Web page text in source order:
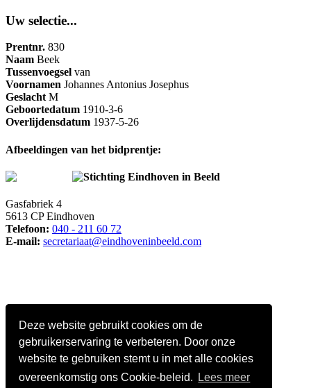
Deze website gebruikt cookies om de
gebruikerservaring te verbeteren. Door onze
website te gebruiken stemt u in met alle cookies
overeenkomstig ons Cookie-beleid.
Lees meer
Uw selectie...
Prentnr. 830
Naam Beek
Tussenvoegsel van
Voornamen Johannes Antonius Josephus
GeslachtM
Geboortedatum 1910-3-6
Overlijdensdatum 1937-5-26
Afbeeldingen van het bidprentje:
Stichting Eindhoven in Beeld
Gasfabriek 4
5613 CP Eindhoven
Telefoon: 040 - 211 60 72
E-mail: secretariaat@eindhoveninbeeld.com